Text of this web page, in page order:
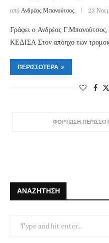
από Ανδρέας Μπανούτσος 23
Γράφει ο Ανδρέας
ΚΕΔΙΣΑ Στον απόηχο των
ΠΕΡΙΣΣΌΤΕΡΑ
ΦΟΡΤΩΣΗ
ΑΝΑΖΉΤΗΣΗ